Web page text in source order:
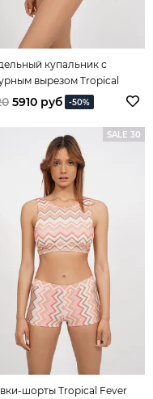
купальник с
вырезом Tropical
5910 руб -50%
SALE 30
шорты Tropical Fever